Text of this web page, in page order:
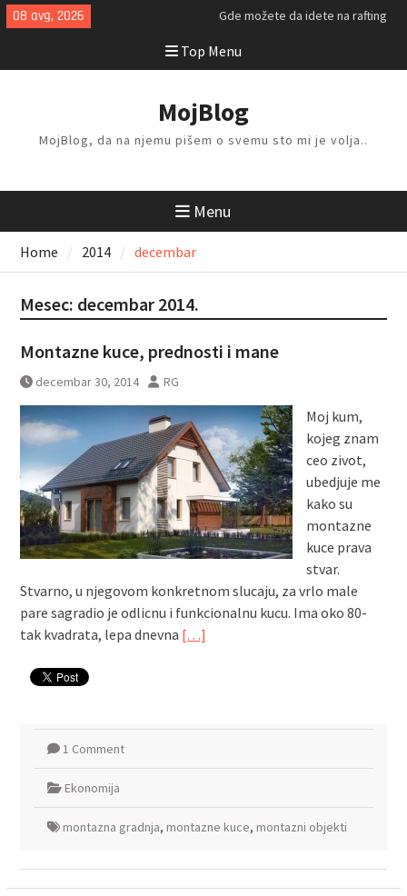
Skip
to
08 avg, 2026
Gde možete da idete na rafting
Kako da isplanirate savršen letnji
odmor?
stvari kod kuće?
Top Menu
MojBlog
MojBlog, da na njemu pišem o svemu sto mi je volja..
Menu
Home 2014 decembar
Mesec: decembar 2014.
Montazne kuce, prednosti i mane
decembar 30, 2014 RG
Moj kum,
kojeg znam
ceo zivot,
ubedjuje me
kako su
montazne
kuce prava
stvar.
Stvarno, u njegovom konkretnom slucaju, za vrlo male
pare sagradio je odlicnu i funkcionalnu kucu. Ima oko 80-
tak kvadrata, lepa dnevna […]
1 Comment
Ekonomija
montazna gradnja, montazne kuce, montazni objekti